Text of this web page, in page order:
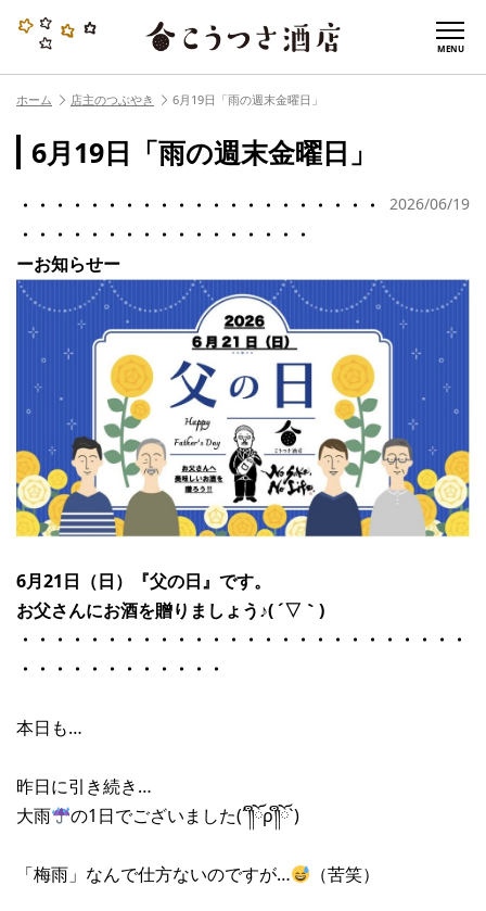
MENU
ホーム 店主のつぶやき 6月19日「雨の週末金曜日」
6月19日「雨の週末金曜日」
2026/06/19
・・・・・・・・・・・・・・・・・・・・・
・・・・・・・・・・・・・・・・・
ーお知らせー
6月21日（日）『父の日』です。
お父さんにお酒を贈りましょう♪( ´▽｀)
・・・・・・・・・・・・・・・・・・・・・・・・・・
・・・・・・・・・・・・
本日も…
昨日に引き続き…
大雨
の1日でございました(´༎ຶོρ༎ຶོ`)
「梅雨」なんで仕方ないのですが… （苦笑）